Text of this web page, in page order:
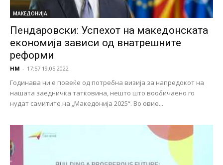
МАКЕДОНИЈА
Пендаровски: Успехот на македонската
економија зависи од внатрешните
реформи
НМ - 17:57 19.05.2022
Годинава ни е повеќе од потребна визија за напредокот на
нашата заедничка татковина, нешто што вообичаено го
нудат самитите на „Македонија 2025“. Во овие...